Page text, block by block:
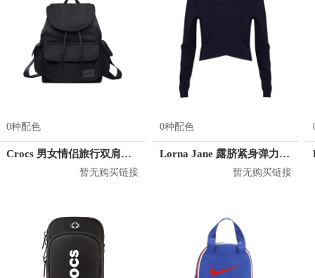
0种配色
Crocs 男女情侣旅行双肩背包 CB04A164073
暂无购买链接
0种配色
Lorna Jane 露脐紧身弹力长袖T恤 032028
暂无购买链接